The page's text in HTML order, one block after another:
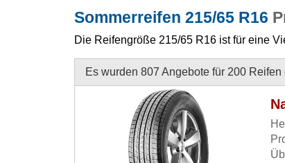
Sommerreifen 215/65 R16
Die Reifengröße 215/65 R16 ist für eine
Es wurden 807 Angebote für 200 Reifen